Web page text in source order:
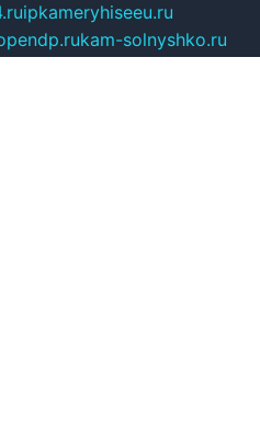
ipkameryhiseeu.ru
kam-solnyshko.ru